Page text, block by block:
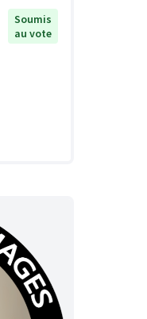
Soumis
au vote